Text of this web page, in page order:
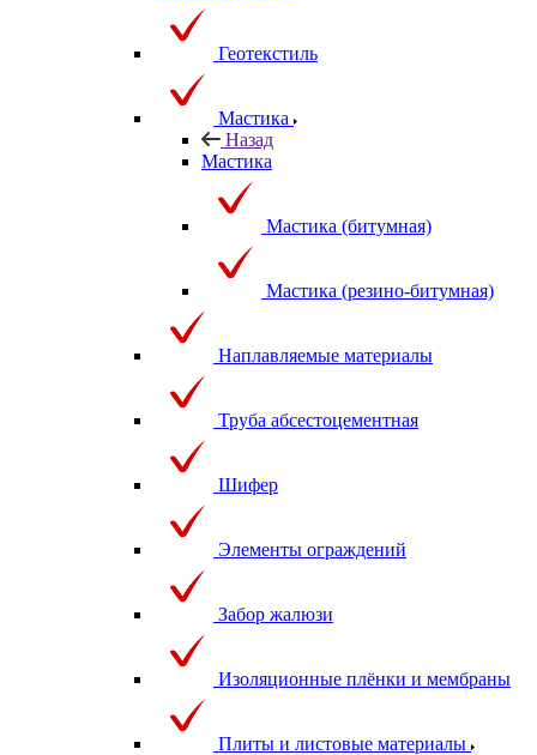
Геотекстиль
Мастика
Назад
Мастика
Мастика (битумная)
Мастика (резино-битумная)
Наплавляемые материалы
Труба абсестоцементная
Шифер
Элементы ограждений
Забор жалюзи
Изоляционные плёнки и мембраны
Плиты и листовые материалы